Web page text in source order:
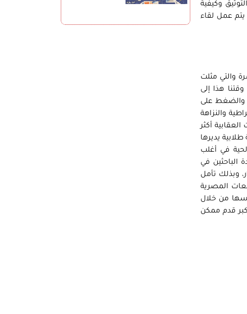
وكيفية
يتم عمل لقاء
شهدتها الجامعات المصرية عقب ثورة 25 يناير مباشرة والتي مثلت
هذا إلى
والضغط على
والنزاهة
أكثر
يديرها
في أغلب
الباحثين في
وبذلك تأمل
المصرية
من خلال
قدم ممكن